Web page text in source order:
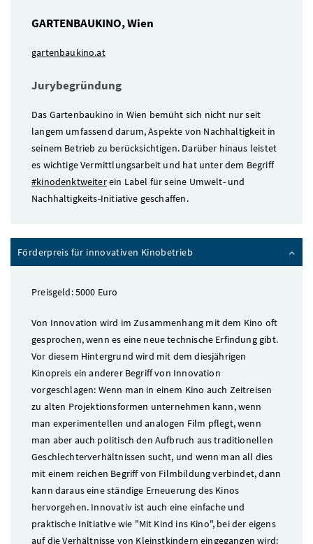
GARTENBAUKINO, Wien
gartenbaukino.at
Jurybegründung
Das Gartenbaukino in Wien bemüht sich nicht nur seit
langem umfassend darum, Aspekte von Nachhaltigkeit in
seinem Betrieb zu berücksichtigen. Darüber hinaus leistet
es wichtige Vermittlungsarbeit und hat unter dem Begriff
#kinodenktweiterein Label für seine Umwelt- und
Nachhaltigkeits-Initiative geschaffen.
Förderpreis für innovativen Kinobetrieb
Preisgeld: 5000 Euro
Von Innovation wird im Zusammenhang mit dem Kino oft
gesprochen, wenn es eine neue technische Erfindung gibt.
Vor diesem Hintergrund wird mit dem diesjährigen
Kinopreis ein anderer Begriff von Innovation
vorgeschlagen: Wenn man in einem Kino auch Zeitreisen
zu alten Projektionsformen unternehmen kann, wenn
man experimentellen und analogen Film pflegt, wenn
man aber auch politisch den Aufbruch aus traditionellen
Geschlechterverhältnissen sucht, und wenn man all dies
mit einem reichen Begriff von Filmbildung verbindet, dann
kann daraus eine ständige Erneuerung des Kinos
hervorgehen. Innovativ ist auch eine einfache und
praktische Initiative wie "Mit Kind ins Kino", bei der eigens
auf die Verhältnisse von Kleinstkindern eingegangen wird: